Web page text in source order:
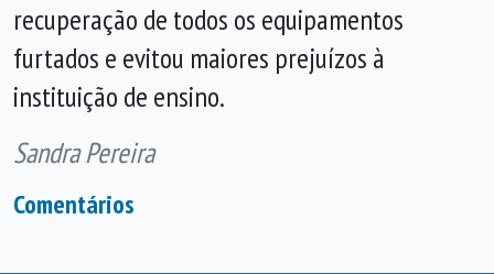
recuperação de todos os equipamentos
furtados e evitou maiores prejuízos à
instituição de ensino.
Sandra Pereira
Comentários